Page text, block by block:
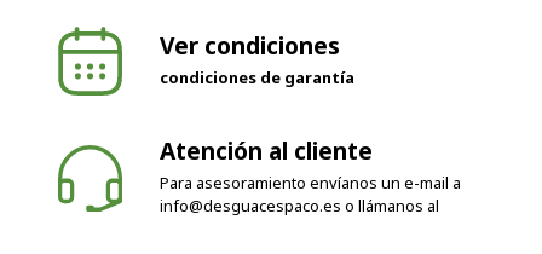
condiciones de garantía
Para asesoramiento envíanos un e-mail a
info@desguacespaco.es o llámanos al